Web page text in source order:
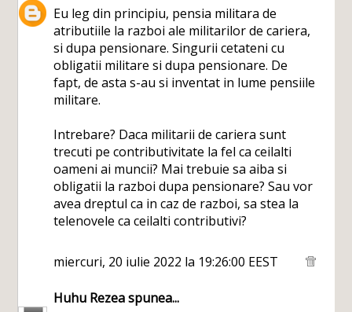
Eu leg din principiu, pensia militara de
atributiile la razboi ale militarilor de cariera,
si dupa pensionare. Singurii cetateni cu
obligatii militare si dupa pensionare. De
fapt, de asta s-au si inventat in lume pensiile
militare.
Intrebare? Daca militarii de cariera sunt
trecuti pe contributivitate la fel ca ceilalti
oameni ai muncii? Mai trebuie sa aiba si
obligatii la razboi dupa pensionare? Sau vor
avea dreptul ca in caz de razboi, sa stea la
telenovele ca ceilalti contributivi?
miercuri, 20 iulie 2022 la 19:26:00 EEST
Huhu Rezeaspunea...